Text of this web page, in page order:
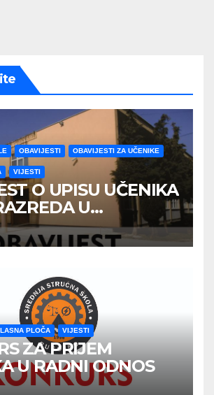
OBAVIJESTI OBAVIJESTI ZA UČENIKE
VIJESTI
O UPISU UČENIKA
2026/2027
PLOČA VIJESTI
ZA PRIJEM
U RADNI ODNOS